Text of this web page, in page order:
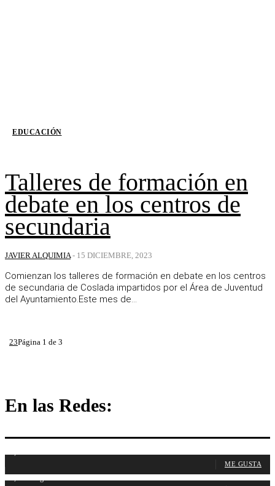
EDUCACIÓN
Talleres de formación en
debate en los centros de
secundaria
JAVIER ALQUIMIA - 15 DICIEMBRE, 2023
Comienzan los talleres de formación en debate en los centros
de secundaria de Coslada impartidos por el Área de Juventud
del Ayuntamiento.Este mes de...
23Página 1 de 3
En las Redes:
ME GUSTA